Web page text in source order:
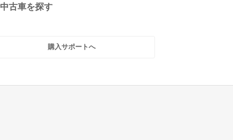
中古車を探す
購入サポートへ